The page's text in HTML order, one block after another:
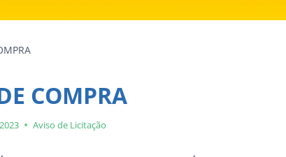
COMPRA
Aviso de Licitação